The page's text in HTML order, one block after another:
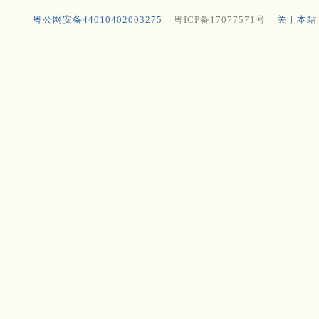
粤公网安备44010402003275 粤ICP备17077571号 关于本站